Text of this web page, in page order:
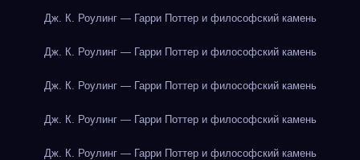
Дж. К. Роулинг — Гарри Поттер и философский камень
Дж. К. Роулинг — Гарри Поттер и философский камень
Дж. К. Роулинг — Гарри Поттер и философский камень
Дж. К. Роулинг — Гарри Поттер и философский камень
Дж. К. Роулинг — Гарри Поттер и философский камень